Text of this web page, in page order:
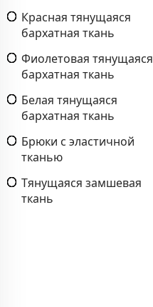
Красная тянущаяся
бархатная ткань
Фиолетовая тянущаяся
бархатная ткань
Белая тянущаяся
бархатная ткань
Брюки с эластичной
тканью
Тянущаяся замшевая
ткань